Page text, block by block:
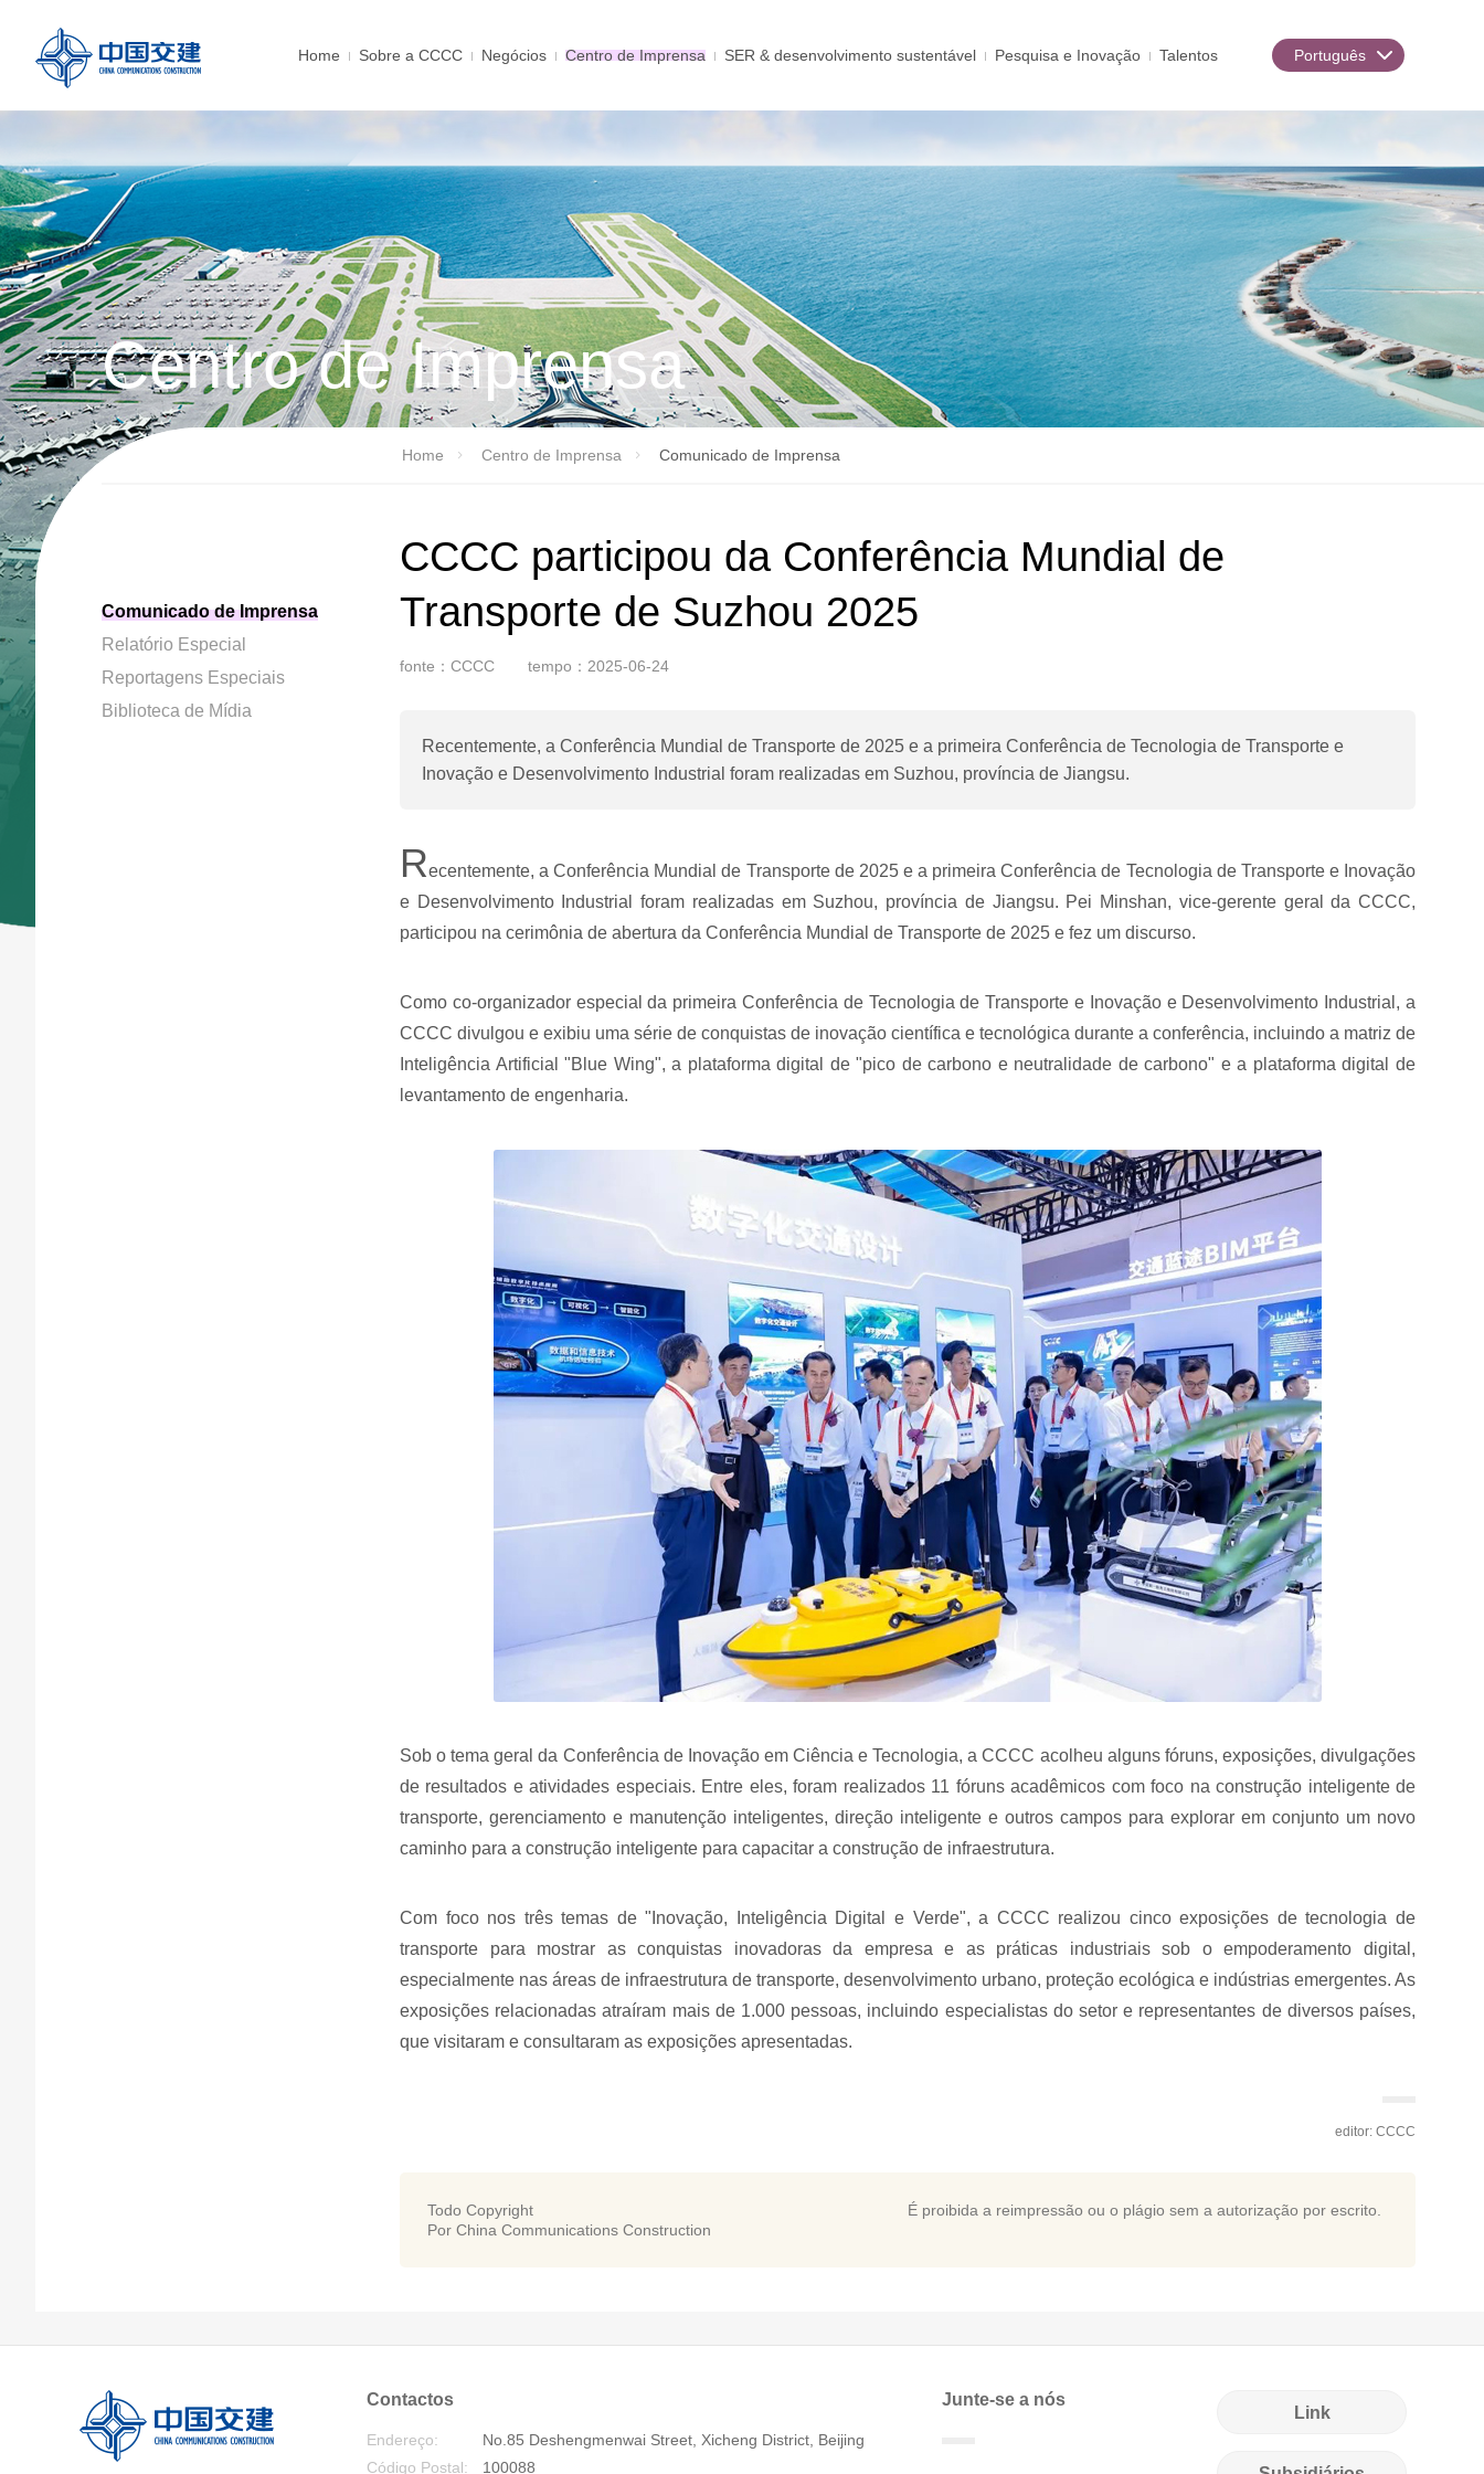
Home Sobre a CCCC Negócios Centro de Imprensa SER & desenvolvimento sustentável Pesquisa e Inovação Talentos Português
Centro de Imprensa
Home Centro de Imprensa Comunicado de Imprensa
Comunicado de Imprensa
Relatório Especial
Reportagens Especiais
Biblioteca de Mídia
CCCC participou da Conferência Mundial de
Transporte de Suzhou 2025
fonte：CCCC tempo：2025-06-24
Recentemente, a Conferência Mundial de Transporte de 2025 e a primeira Conferência de Tecnologia de Transporte e
Inovação e Desenvolvimento Industrial foram realizadas em Suzhou, província de Jiangsu.
Recentemente, a Conferência Mundial de Transporte de 2025 e a primeira Conferência de Tecnologia de Transporte e Inovação
e Desenvolvimento Industrial foram realizadas em Suzhou, província de Jiangsu. Pei Minshan, vice-gerente geral da CCCC,
participou na cerimônia de abertura da Conferência Mundial de Transporte de 2025 e fez um discurso.
Como co-organizador especial da primeira Conferência de Tecnologia de Transporte e Inovação e Desenvolvimento Industrial, a
CCCC divulgou e exibiu uma série de conquistas de inovação científica e tecnológica durante a conferência, incluindo a matriz de
Inteligência Artificial "Blue Wing", a plataforma digital de "pico de carbono e neutralidade de carbono" e a plataforma digital de
levantamento de engenharia.
Sob o tema geral da Conferência de Inovação em Ciência e Tecnologia, a CCCC acolheu alguns fóruns, exposições, divulgações
de resultados e atividades especiais. Entre eles, foram realizados 11 fóruns acadêmicos com foco na construção inteligente de
transporte, gerenciamento e manutenção inteligentes, direção inteligente e outros campos para explorar em conjunto um novo
caminho para a construção inteligente para capacitar a construção de infraestrutura.
Com foco nos três temas de "Inovação, Inteligência Digital e Verde", a CCCC realizou cinco exposições de tecnologia de
transporte para mostrar as conquistas inovadoras da empresa e as práticas industriais sob o empoderamento digital,
especialmente nas áreas de infraestrutura de transporte, desenvolvimento urbano, proteção ecológica e indústrias emergentes. As
exposições relacionadas atraíram mais de 1.000 pessoas, incluindo especialistas do setor e representantes de diversos países,
que visitaram e consultaram as exposições apresentadas.
editor: CCCC
Todo Copyright
Por China Communications Construction
É proibida a reimpressão ou o plágio sem a autorização por escrito.
Contactos
Endereço:
No.85 Deshengmenwai Street, Xicheng District, Beijing
Código Postal:
100088
Junte-se a nós
Link